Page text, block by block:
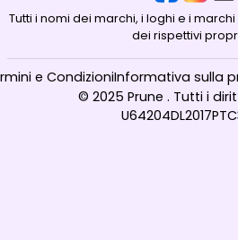
Tutti i nomi dei marchi, i loghi e i
dei rispettivi
© 2025 Prune . Tutti i
e CondizioniInformativa sulla